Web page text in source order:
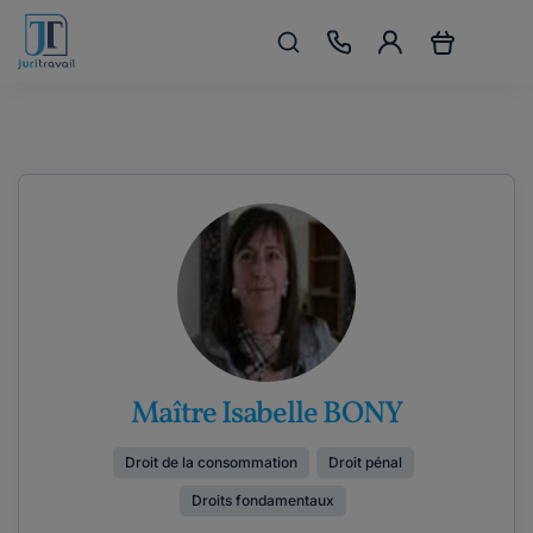
Maître Isabelle BONY
Droit de la consommation Droit pénal
Droits fondamentaux